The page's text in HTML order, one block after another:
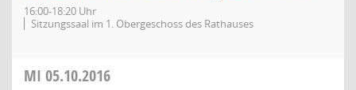
16:00-18:20 Uhr
Sitzungssaal im 1. Obergeschoss des Rathauses
MI 05.10.2016